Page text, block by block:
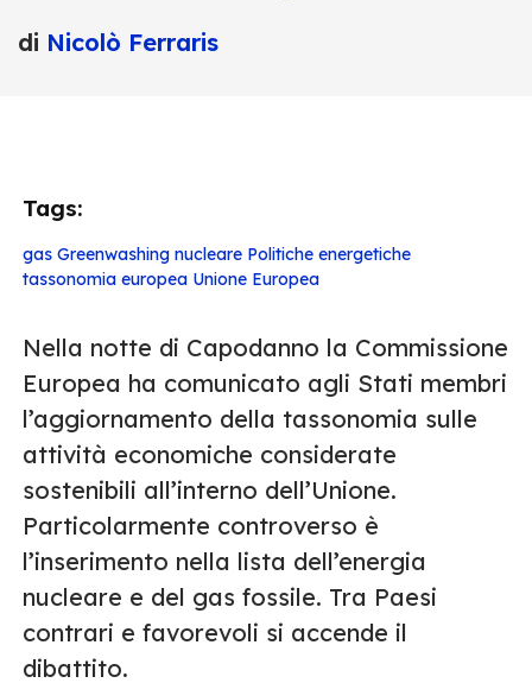
di Nicolò Ferraris
Tags:
gas Greenwashing nucleare Politiche energetiche
tassonomia europea Unione Europea
Nella notte di Capodanno la Commissione
Europea ha comunicato agli Stati membri
l’aggiornamento della tassonomia sulle
attività economiche considerate
sostenibili all’interno dell’Unione.
Particolarmente controverso è
l’inserimento nella lista dell’energia
nucleare e del gas fossile. Tra Paesi
contrari e favorevoli si accende il
dibattito.